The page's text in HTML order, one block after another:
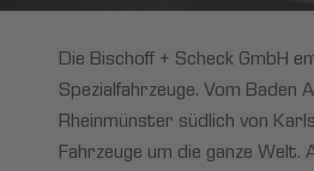
Die Bischoff + Scheck GmbH
Spezialfahrzeuge. Vom Baden
Rheinmünster südlich von
Fahrzeuge um die ganze Welt.